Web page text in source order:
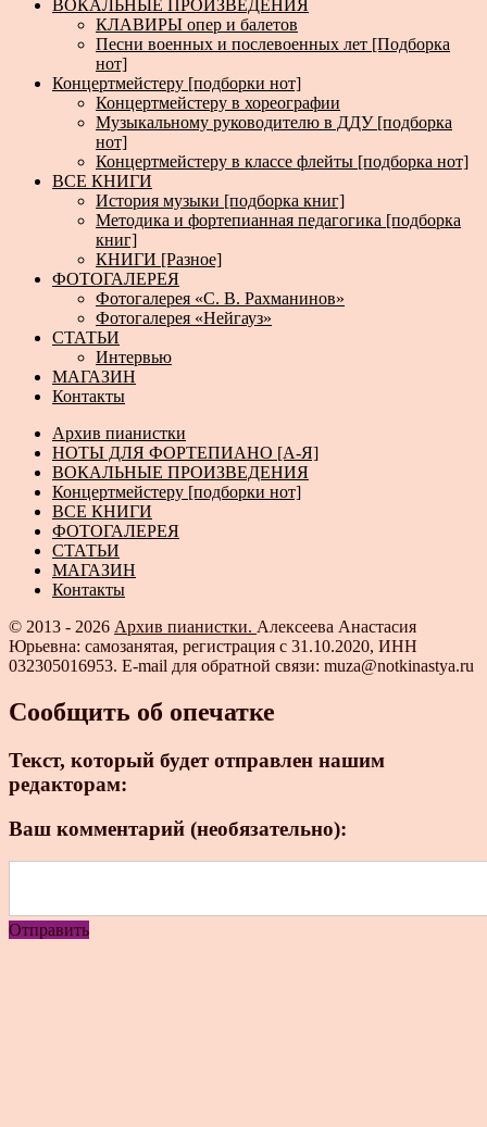
ВОКАЛЬНЫЕ ПРОИЗВЕДЕНИЯ
КЛАВИРЫ опер и балетов
Песни военных и послевоенных лет [Подборка
нот]
Концертмейстеру [подборки нот]
Концертмейстеру в хореографии
Музыкальному руководителю в ДДУ [подборка
нот]
Концертмейстеру в классе флейты [подборка нот]
ВСЕ КНИГИ
История музыки [подборка книг]
Методика и фортепианная педагогика [подборка
книг]
КНИГИ [Разное]
ФОТОГАЛЕРЕЯ
Фотогалерея «С. В. Рахманинов»
Фотогалерея «Нейгауз»
СТАТЬИ
Интервью
МАГАЗИН
Контакты
Архив пианистки
НОТЫ ДЛЯ ФОРТЕПИАНО [А-Я]
ВОКАЛЬНЫЕ ПРОИЗВЕДЕНИЯ
Концертмейстеру [подборки нот]
ВСЕ КНИГИ
ФОТОГАЛЕРЕЯ
СТАТЬИ
МАГАЗИН
Контакты
© 2013 - 2026 Архив пианистки. Алексеева Анастасия
Юрьевна: самозанятая, регистрация с 31.10.2020, ИНН
032305016953. E-mail для обратной связи: muza@notkinastya.ru
Сообщить об опечатке
Текст, который будет отправлен нашим
редакторам:
Ваш комментарий (необязательно):
Отправить